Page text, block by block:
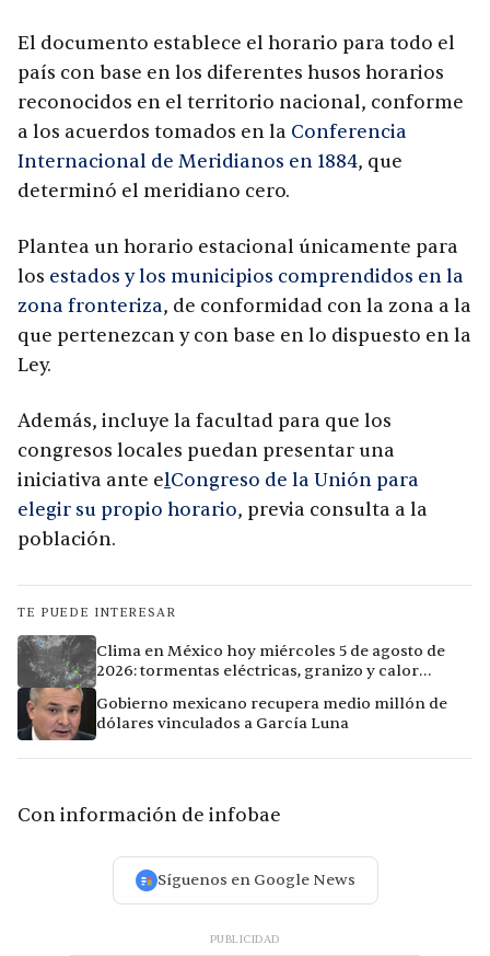
El documento establece el horario para todo el
país con base en los diferentes husos horarios
reconocidos en el territorio nacional, conforme
a los acuerdos tomados en la Conferencia
Internacional de Meridianos en 1884, que
determinó el meridiano cero.
Plantea un horario estacional únicamente para
los estados y los municipios comprendidos en la
zona fronteriza, de conformidad con la zona a la
que pertenezcan y con base en lo dispuesto en la
Ley.
Además, incluye la facultad para que los
congresos locales puedan presentar una
iniciativa ante elCongreso de la Unión para
elegir su propio horario, previa consulta a la
población.
TE PUEDE INTERESAR
Clima en México hoy miércoles 5 de agosto de
2026: tormentas eléctricas, granizo y calor
Gobierno mexicano recupera medio millón de
dólares vinculados a García Luna
Con información de infobae
Síguenos en Google News
PUBLICIDAD